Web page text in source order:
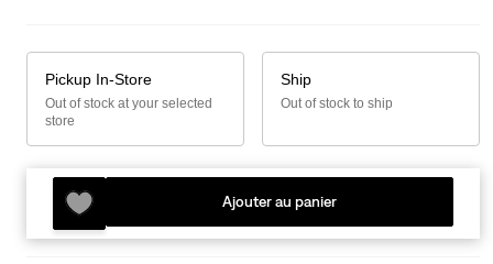
Pickup In-Store
Out of stock at your selected
store
Ship
Out of stock to ship
Ajouter au panier